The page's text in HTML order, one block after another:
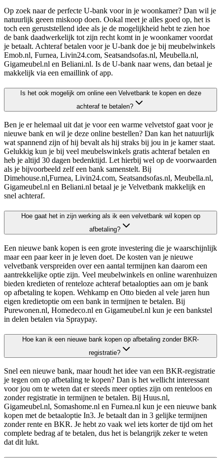
Op zoek naar de perfecte U-bank voor in je woonkamer? Dan wil je
natuurlijk geeen miskoop doen. Ookal meet je alles goed op, het is
toch een geruststellend idee als je de mogelijkheid hebt te zien hoe
de bank daadwerkelijk tot zijn recht komt in je woonkamer voordat
je betaalt. Achteraf betalen voor je U-bank doe je bij meubelwinkels
Emob.nl, Furnea, Livin24.com, Seatsandsofas.nl, Meubella.nl,
Gigameubel.nl en Beliani.nl. Is de U-bank naar wens, dan betaal je
makkelijk via een emaillink of app.
Is het ook mogelijk om online een Velvetbank te kopen en deze
achteraf te betalen?
Ben je er helemaal uit dat je voor een warme velvetstof gaat voor je
nieuwe bank en wil je deze online bestellen? Dan kan het natuurlijk
wat spannend zijn of hij bevalt als hij straks bij jou in je kamer staat.
Gelukkig kun je bij veel meubelswinkels gratis achteraf betalen en
heb je altijd 30 dagen bedenktijd. Let hierbij wel op de voorwaarden
als je bijvoorbeeld zelf een bank samenstelt. Bij
Dimehouse.nl,Furnea, Livin24.com, Seatsandsofas.nl, Meubella.nl,
Gigameubel.nl en Beliani.nl betaal je je Velvetbank makkelijk en
snel achteraf.
Hoe gaat het in zijn werking als ik een velvetbank wil kopen op
afbetaling?
Een nieuwe bank kopen is een grote investering die je waarschijnlijk
maar een paar keer in je leven doet. De kosten van je nieuwe
velvetbank verspreiden over een aantal termijnen kan daarom een
aantrekkelijke optie zijn. Veel meubelwinkels en online warenhuizen
bieden kredieten of renteloze achteraf betaalopties aan om je bank
op afbetaling te kopen. Wehkamp en Otto bieden al vele jaren hun
eigen kredietoptie om een bank in termijnen te betalen. Bij
Purewonen.nl, Homedeco.nl en Gigameubel.nl kun je een bankstel
in delen betalen via Spraypay.
Hoe kan ik een nieuwe bank kopen op afbetaling zonder BKR-
registratie?
Snel een nieuwe bank, maar houdt het idee van een BKR-registratie
je tegen om op afbetaling te kopen? Dan is het wellicht interessant
voor jou om te weten dat er steeds meer opties zijn om renteloos en
zonder registratie in termijnen te betalen. Bij Huus.nl,
Gigameubel.nl, Somashome.nl en Furnea.nl kun je een nieuwe bank
kopen met de betaaloptie In3. Je betaalt dan in 3 gelijke termijnen
zonder rente en BKR. Je hebt zo vaak wel iets korter de tijd om het
complete bedrag af te betalen, dus het is belangrijk zeker te weten
dat dit lukt.